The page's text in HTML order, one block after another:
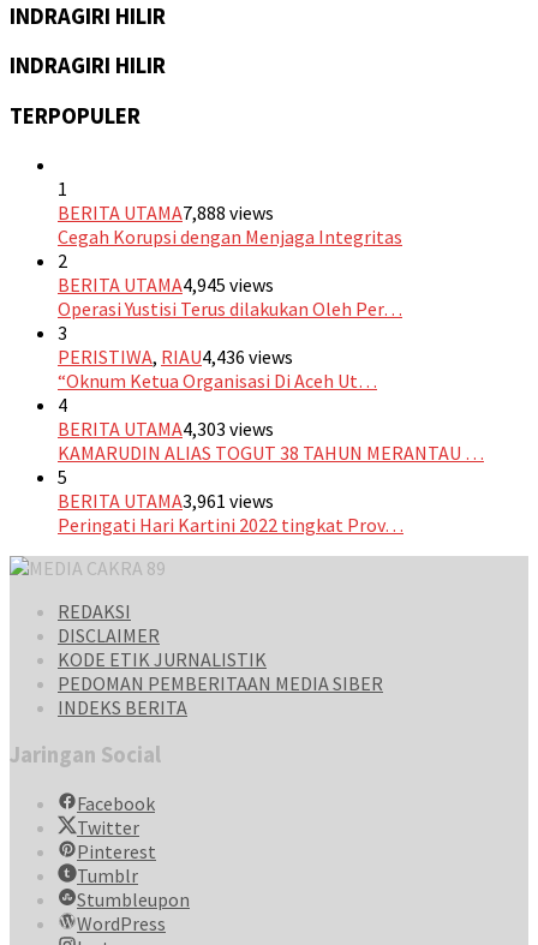
INDRAGIRI HILIR
INDRAGIRI HILIR
TERPOPULER
1
BERITA UTAMA7,888 views
Cegah Korupsi dengan Menjaga Integritas
2
BERITA UTAMA4,945 views
Operasi Yustisi Terus dilakukan Oleh Per…
3
PERISTIWA, RIAU4,436 views
“Oknum Ketua Organisasi Di Aceh Ut…
4
BERITA UTAMA4,303 views
KAMARUDIN ALIAS TOGUT 38 TAHUN MERANTAU …
5
BERITA UTAMA3,961 views
Peringati Hari Kartini 2022 tingkat Prov…
REDAKSI
DISCLAIMER
KODE ETIK JURNALISTIK
PEDOMAN PEMBERITAAN MEDIA SIBER
INDEKS BERITA
Jaringan Social
Facebook
Twitter
Pinterest
Tumblr
Stumbleupon
WordPress